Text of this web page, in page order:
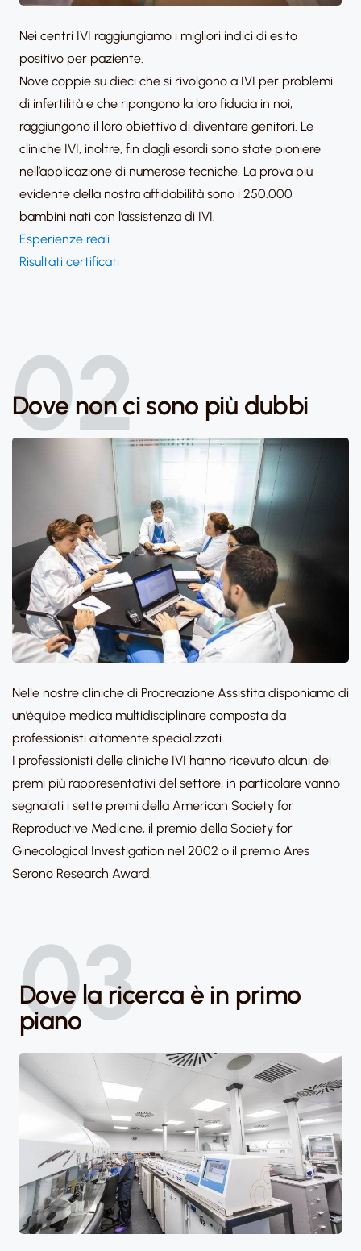
Nei centri IVI raggiungiamo i migliori indici di esito
positivo per paziente.
Nove coppie su dieci che si rivolgono a IVI per problemi
di infertilità e che ripongono la loro fiducia in noi,
raggiungono il loro obiettivo di diventare genitori. Le
cliniche IVI, inoltre, fin dagli esordi sono state pioniere
nell’applicazione di numerose tecniche. La prova più
evidente della nostra affidabilità sono i 250.000
bambini nati con l’assistenza di IVI.
Esperienze reali
Risultati certificati
02
Dove non ci sono più dubbi
Nelle nostre cliniche di Procreazione Assistita disponiamo di
un’équipe medica multidisciplinare composta da
professionisti altamente specializzati.
I professionisti delle cliniche IVI hanno ricevuto alcuni dei
premi più rappresentativi del settore, in particolare vanno
segnalati i sette premi della American Society for
Reproductive Medicine, il premio della Society for
Ginecological Investigation nel 2002 o il premio Ares
Serono Research Award.
03
Dove la ricerca è in primo
piano